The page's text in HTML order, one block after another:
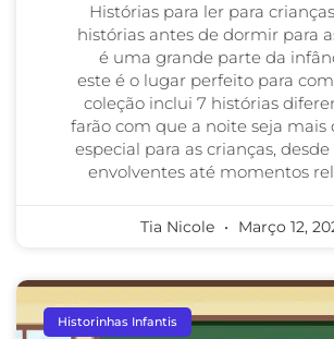
Histórias para ler para
histórias antes de dormir para
é uma grande parte da
este é o lugar perfeito para
coleção inclui 7 histórias
farão com que a noite seja mais
especial para as crianças,
envolventes até momentos
Tia Nicole Março 12,
Historinhas Infantis